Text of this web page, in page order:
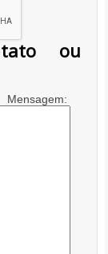
ou
Mensagem: